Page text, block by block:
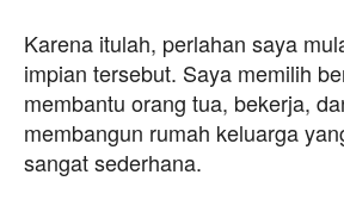
Karena itulah, perlahan saya
impian tersebut. Saya memilih
membantu orang tua, bekerja,
membangun rumah keluarga
sangat sederhana.